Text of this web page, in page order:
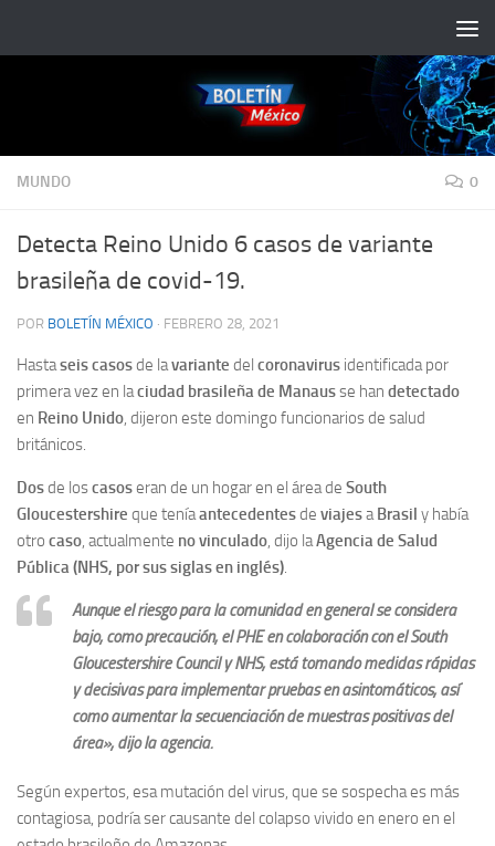
MUNDO 0
Detecta Reino Unido 6 casos de variante
brasileña de covid-19.
POR BOLETÍN MÉXICO · FEBRERO 28, 2021
Hastaseis casosde lavariante del coronavirus identificada por
primera vez en laciudad brasileña de Manausse han detectado
en Reino Unido, dijeron este domingo funcionarios de salud
británicos.
Dosde loscasoseran de un hogar en el área de South
Gloucestershire que teníaantecedentesde viajesaBrasil y había
otro caso, actualmente no vinculado, dijo laAgencia de Salud
Pública (NHS, por sus siglas en inglés).
Aunque el riesgo para la comunidad en general se considera
bajo, como precaución, el PHE en colaboración con el South
Gloucestershire Council y NHS, está tomando medidas rápidas
y decisivas para implementar pruebas en asintomáticos, así
como aumentar la secuenciación de muestras positivas del
área», dijo la agencia.
Según expertos, esa mutación del virus, que se sospecha es más
contagiosa, podría ser causante del colapso vivido en enero en el